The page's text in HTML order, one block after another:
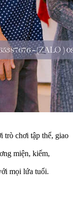
trò chơi tập thể, giao
miện, kiếm,
mọi lứa tuổi.